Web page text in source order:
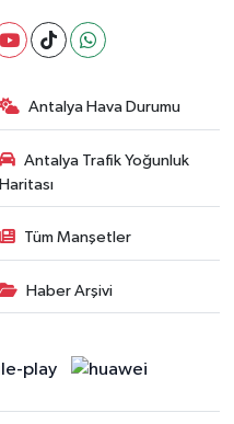
Antalya Hava Durumu
Antalya Trafik Yoğunluk
Haritası
Tüm Manşetler
Haber Arşivi